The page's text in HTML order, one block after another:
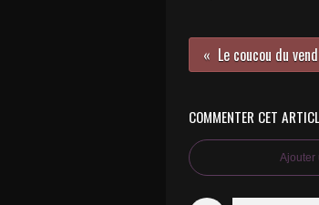
Le coucou du
COMMENTER CET
Ajouter